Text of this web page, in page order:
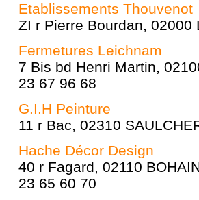
Etablissements Thouvenot
ZI r Pierre Bourdan,
Fermetures Leichnam
7 Bis bd Henri Martin,
23 67 96 68
G.I.H Peinture
11 r Bac, 02310
Hache Décor Design
40 r Fagard, 02110
23 65 60 70